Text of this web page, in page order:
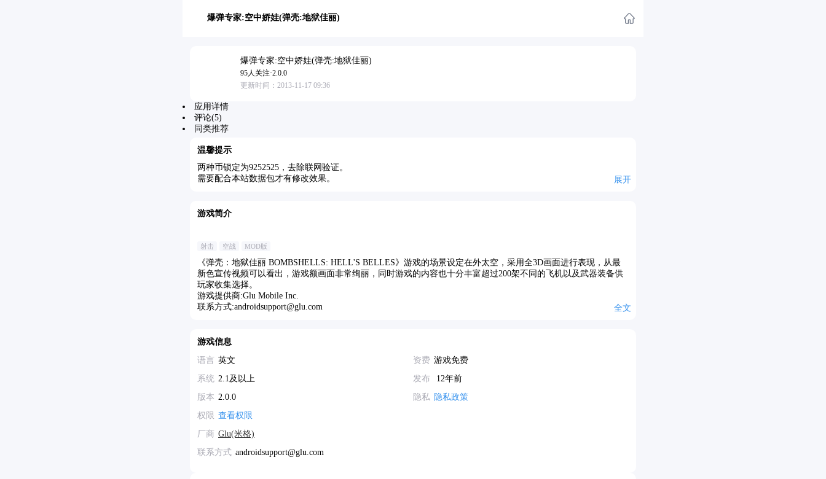
爆弹专家:空中娇娃(弹壳:地狱佳丽)
爆弹专家:空中娇娃(弹壳:地狱佳丽)
95人关注·2.0.0
更新时间：2013-11-17 09:36
应用详情
评论(5)
同类推荐
温馨提示
两种币锁定为9252525，去除联网验证。
需要配合本站数据包才有修改效果。
展开
游戏简介
射击 空战 MOD版
《弹壳：地狱佳丽 BOMBSHELLS: HELL'S BELLES》游戏的场景设定在外太空，采用全3D画面进行表现，从最
新色宣传视频可以看出，游戏额画面非常绚丽，同时游戏的内容也十分丰富超过200架不同的飞机以及武器装备供
玩家收集选择。
游戏提供商:Glu Mobile Inc.
联系方式:androidsupport@glu.com
全文
游戏信息
语言 英文 资费 游戏免费
系统 2.1及以上 发布
12年前
版本 2.0.0 隐私 隐私政策
权限 查看权限
厂商 Glu(米格)
联系方式 androidsupport@glu.com